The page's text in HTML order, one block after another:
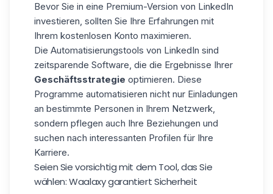
Bevor Sie in eine Premium-Version von LinkedIn
investieren, sollten Sie Ihre Erfahrungen mit
Ihrem kostenlosen Konto maximieren.
Die Automatisierungstools von LinkedIn sind
zeitsparende Software, die die Ergebnisse Ihrer
Geschäftsstrategie optimieren. Diese
Programme automatisieren nicht nur Einladungen
an bestimmte Personen in Ihrem Netzwerk,
sondern pflegen auch Ihre Beziehungen und
suchen nach interessanten Profilen für Ihre
Karriere.
Seien Sie vorsichtig mit dem Tool, das Sie
wählen: Waalaxy garantiert Sicherheit